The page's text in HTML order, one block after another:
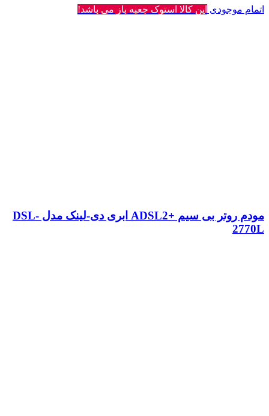
اتمام موجودی این کالا استوک جعبه باز می باشد!
مودم روتر بی‌ سیم +ADSL2 ابری دی-لینک مدل DSL-
2770L